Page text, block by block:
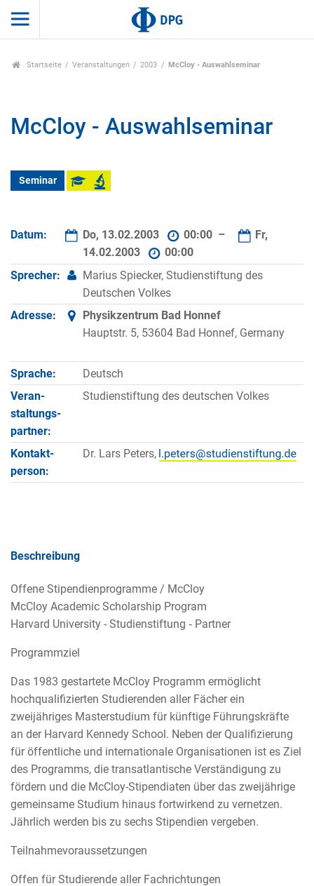
Startseite Veranstaltungen 2003 McCloy - Auswahlseminar
McCloy - Auswahlseminar
Seminar
Datum: Do, 13.02.2003 00:00 –
Fr,
14.02.2003
00:00
Sprecher:
Marius Spiecker, Studienstiftung des
Deutschen Volkes
Adresse:
Physikzentrum Bad Honnef
Hauptstr. 5, 53604 Bad Honnef, Germany
Sprache:
Deutsch
Veran­
staltungs­
partner:
Studienstiftung des deutschen Volkes
Kontakt­
person:
Dr. Lars Peters,
Beschreibung
Offene Stipendienprogramme / McCloy
McCloy Academic Scholarship Program
Harvard University - Studienstiftung ‑ Partner
Programmziel
Das 1983 gestartete McCloy Programm ermöglicht
hochqualifizierten Studierenden aller Fächer ein
zweijähriges Masterstudium für künftige Führungskräfte
an der Harvard Kennedy School. Neben der Qualifizierung
für öffentliche und internationale Organisationen ist es Ziel
des Programms, die transatlantische Verständigung zu
fördern und die McCloy-Stipendiaten über das zweijährige
gemeinsame Studium hinaus fortwirkend zu vernetzen.
Jährlich werden bis zu sechs Stipendien vergeben.
Teilnahmevoraussetzungen
Offen für Studierende aller Fachrichtungen